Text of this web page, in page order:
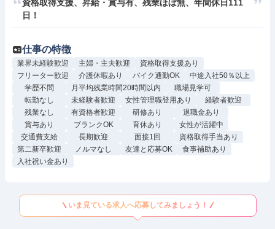
資格取得支援、昇給・賞与有、残業ほぼ無、年間休日111
日！
仕事の特徴
業界未経験歓迎 主婦・主夫歓迎
資格取得支援あり
フリーター歓迎
介護休暇あり バイク通勤OK
中途入社50％以上
学歴不問
月平均残業時間20時間以内
職場見学可
転勤なし
未経験者歓迎 女性管理職登用あり
経験者歓迎
残業なし
有資格者歓迎 研修あり
退職金あり
賞与あり
ブランクOK 育休あり
女性が活躍中
交通費支給
長期歓迎 面接1回
資格取得手当あり
第二新卒歓迎
ノルマなし 友達と応募OK
食事補助あり
入社祝い金あり
いま見ている求人へ応募してみましょう！